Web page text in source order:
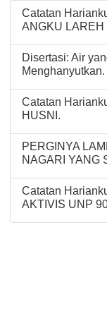
Catatan
ANGKU
Disertasi: Air
Menghanyutkan.
Catatan
HUSNI.
PERGINYA
NAGARI YANG
Catatan
AKTIVIS UNP